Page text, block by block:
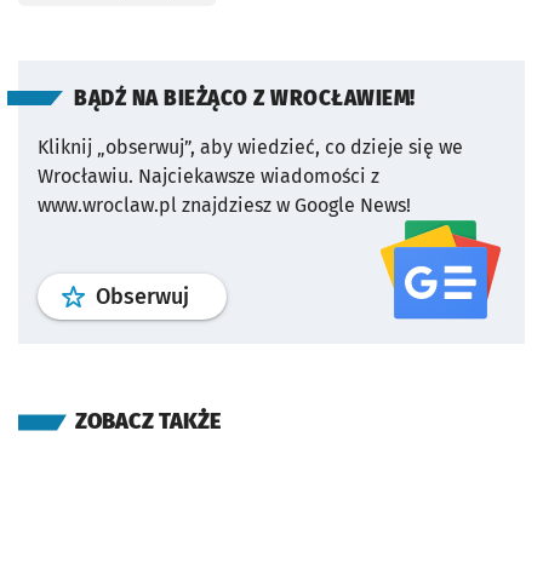
BĄDŹ NA BIEŻĄCO Z WROCŁAWIEM!
Kliknij „obserwuj”, aby wiedzieć, co dzieje się we
Wrocławiu. Najciekawsze wiadomości z
www.wroclaw.pl znajdziesz w Google News!
Obserwuj profil serwisu
ZOBACZ TAKŻE